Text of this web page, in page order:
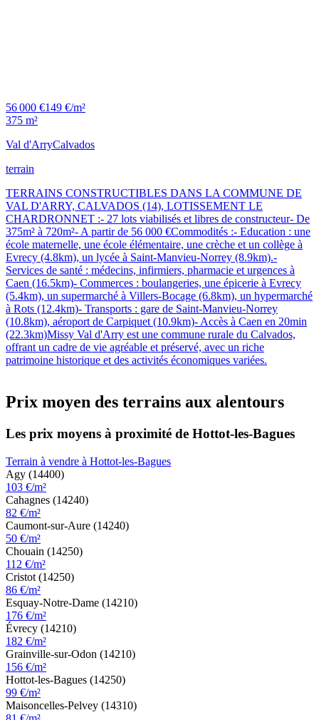
56 000 €149 €/m²
375 m²
Val d'ArryCalvados
terrain
TERRAINS CONSTRUCTIBLES DANS LA COMMUNE DE
VAL D'ARRY, CALVADOS (14), LOTISSEMENT LE
CHARDRONNET :- 27 lots viabilisés et libres de constructeur- De
375m² à 720m²- A partir de 56 000 €Commodités :- Education : une
école maternelle, une école élémentaire, une crèche et un collège à
Evrecy (4.8km), un lycée à Saint-Manvieu-Norrey (8.9km).-
Services de santé : médecins, infirmiers, pharmacie et urgences à
Caen (16.5km)- Commerces : boulangeries, une épicerie à Evrecy
(5.4km), un supermarché à Villers-Bocage (6.8km), un hypermarché
à Rots (12.4km)- Transports : gare de Saint-Manvieu-Norrey
(10.8km), aéroport de Carpiquet (10.9km)- Accès à Caen en 20min
(22.3km)Missy Val d'Arry est une commune rurale du Calvados,
offrant un cadre de vie agréable et préservé, avec un riche
patrimoine historique et des activités économiques variées.
Prix moyen des terrains aux alentours
Les prix moyens à proximité de Hottot-les-Bagues
Terrain à vendre à Hottot-les-Bagues
Agy (14400)
103 €/m²
Cahagnes (14240)
82 €/m²
Caumont-sur-Aure (14240)
50 €/m²
Chouain (14250)
112 €/m²
Cristot (14250)
86 €/m²
Esquay-Notre-Dame (14210)
176 €/m²
Évrecy (14210)
182 €/m²
Grainville-sur-Odon (14210)
156 €/m²
Hottot-les-Bagues (14250)
99 €/m²
Maisoncelles-Pelvey (14310)